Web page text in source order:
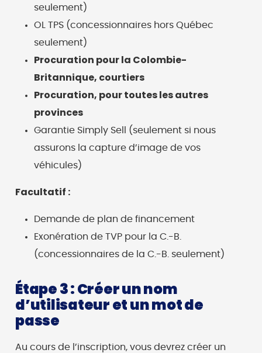
seulement)
OL TPS (concessionnaires hors Québec
seulement)
Procuration pour la Colombie-
Britannique, courtiers
Procuration, pour toutes les autres
provinces
Garantie Simply Sell (seulement si nous
assurons la capture d’image de vos
véhicules)
Facultatif :
Demande de plan de financement
Exonération de TVP pour la C.-B.
(concessionnaires de la C.-B. seulement)
Étape 3 : Créer un nom
d’utilisateur et un mot de
passe
Au cours de l’inscription, vous devrez créer un